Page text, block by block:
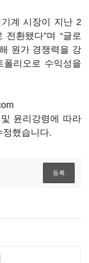
계 시장이 지난 2
환됐다”며 “글로
원가 경쟁력을 강
리오로 수익성을
윤리강령에 따라
정했습니다.